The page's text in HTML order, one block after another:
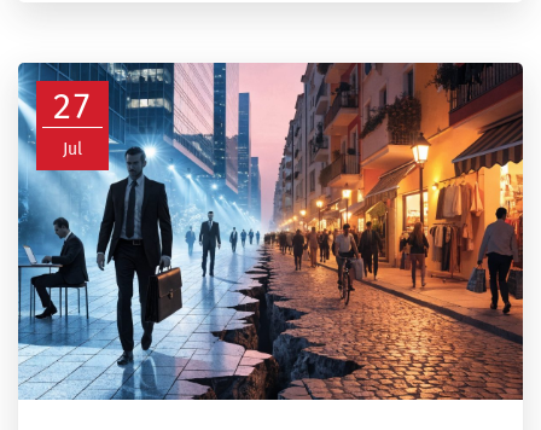
27
Jul